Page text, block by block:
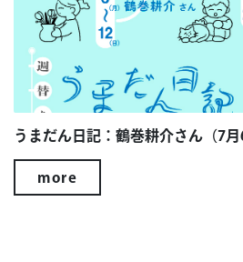
うまだん日記：鶴巻耕介さん（7月
more